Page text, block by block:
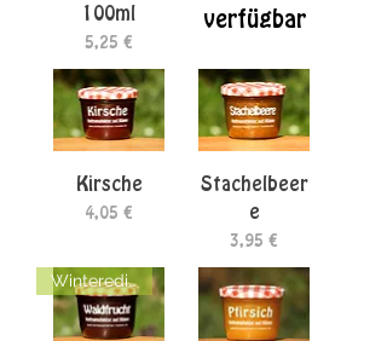
100ml
Preis
5,25 €
verfügbar
Kirsche
Preis
4,05 €
Stachelbeer
e
Preis
3,95 €
Winteredition